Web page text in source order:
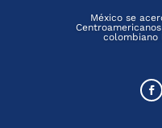
México se
colombiano